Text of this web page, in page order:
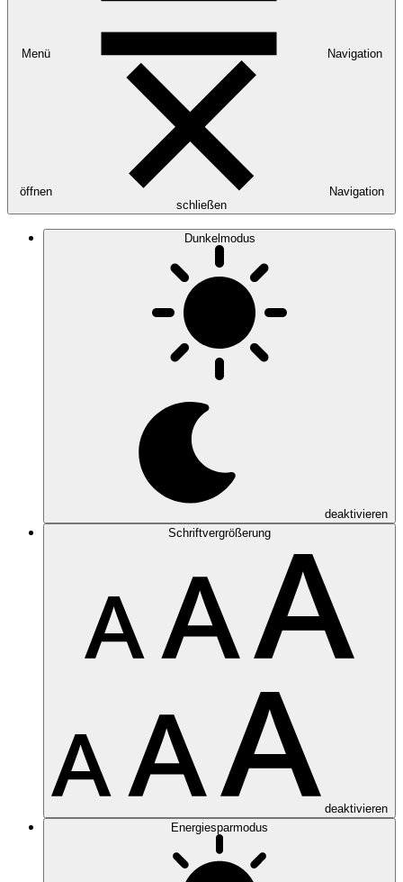
Menü Navigation
öffnen
Navigation
schließen
Dunkelmodus
deaktivieren
Schriftvergrößerung
deaktivieren
Energiesparmodus